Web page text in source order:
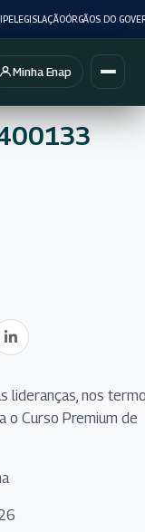
LEGISLAÇÃOÓRGÃOS DO
Minha Enap
lideranças, nos
o Curso Premium de